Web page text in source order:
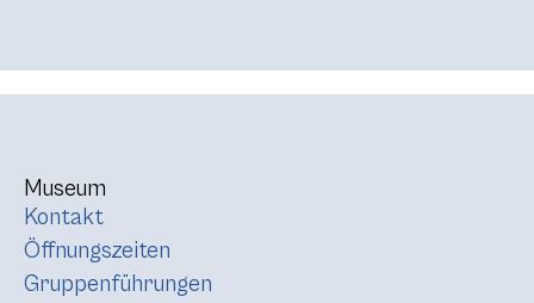
Museum
Kontakt
Öffnungszeiten
Gruppenführungen